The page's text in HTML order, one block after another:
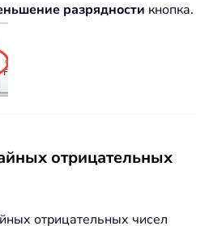
разрядности кнопка.
отрицательных
отрицательных чисел